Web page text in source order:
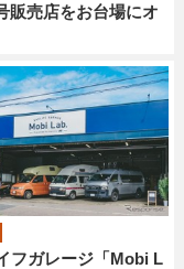
販売店をお台場にオ
フガレージ「Mobi L